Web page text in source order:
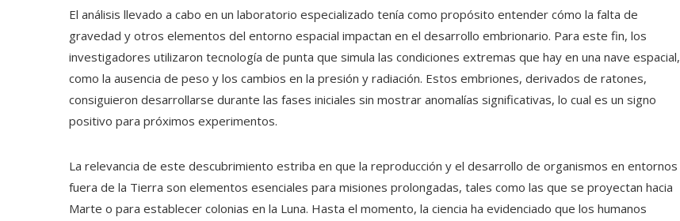
El análisis llevado a cabo en un laboratorio especializado tenía como propósito entender cómo la falta de
gravedad y otros elementos del entorno espacial impactan en el desarrollo embrionario. Para este fin, los
investigadores utilizaron tecnología de punta que simula las condiciones extremas que hay en una nave espacial,
como la ausencia de peso y los cambios en la presión y radiación. Estos embriones, derivados de ratones,
consiguieron desarrollarse durante las fases iniciales sin mostrar anomalías significativas, lo cual es un signo
positivo para próximos experimentos.
La relevancia de este descubrimiento estriba en que la reproducción y el desarrollo de organismos en entornos
fuera de la Tierra son elementos esenciales para misiones prolongadas, tales como las que se proyectan hacia
Marte o para establecer colonias en la Luna. Hasta el momento, la ciencia ha evidenciado que los humanos